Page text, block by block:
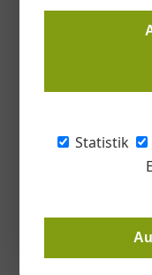
Statistik
Bei Daikin übernimmt
Unternehmen
bis 2015 als
Tschechische
März 2018 war